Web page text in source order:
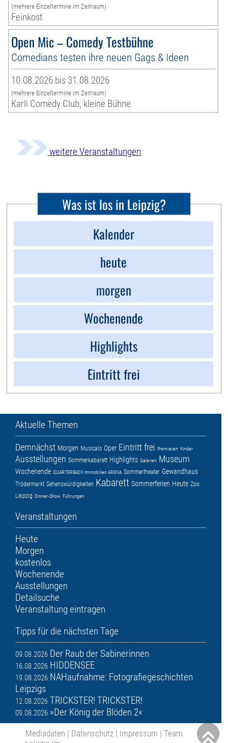
(mehrere Einzeltermine im Zeitraum)
Feinkost
Open Mic – Comedy Testbühne
Comedians testen ihre neuen Gags & Ideen
10.08.2026 bis 31.08.2026
(mehrere Einzeltermine im Zeitraum)
Karli Comedy Club, kleine Bühne
weitere Veranstaltungen
Was ist los in Leipzig?
Kalender
heute
morgen
Wochenende
Highlights
Eintritt frei
Aktuelle Themen
Demnächst Morgen Musicals Oper Eintritt frei Premieren Kinder
Ausstellungen Sommerkabarett Highlights Galerien Museum
Wochenende QUARTERBACK Immobilien ARENA Sommertheater Gewandhaus
Trödelmarkt Sehenswürdigkeiten Kabarett Sommerferien Heute Zoo
Leipzig Dinner-Show Führungen
Veranstaltungen
Heute
Morgen
kostenlos
Wochenende
Ausstellungen
Detailsuche
Veranstaltung eintragen
Tipps für die nächsten Tage
09.08.2026 Der Raub der Sabinerinnen
16.08.2026 HIDDENSEE
19.08.2026 NAHaufnahme: Fotografiegeschichten
Leipzigs
12.08.2026 TRICKSTER! TRICKSTER!
09.08.2026 »Der König der Blöden 2«
Mediadaten | Datenschutz | Impressum | Team